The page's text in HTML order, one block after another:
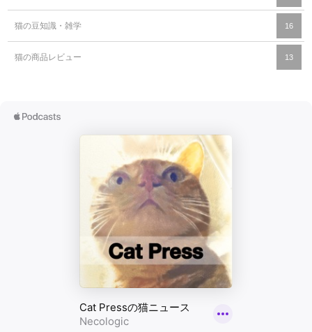
猫の豆知識・雑学 16
猫の商品レビュー 13